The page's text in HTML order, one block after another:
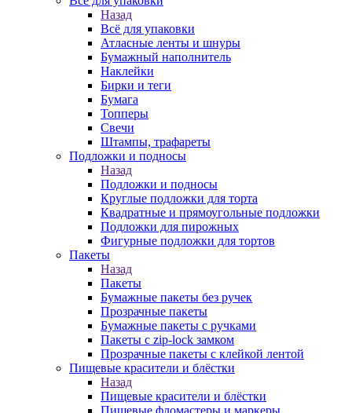
Назад
Всё для упаковки
Атласные ленты и шнуры
Бумажный наполнитель
Наклейки
Бирки и теги
Бумага
Топперы
Свечи
Штампы, трафареты
Подложки и подносы
Назад
Подложки и подносы
Круглые подложки для торта
Квадратные и прямоугольные подложки
Подложки для пирожных
Фигурные подложки для тортов
Пакеты
Назад
Пакеты
Бумажные пакеты без ручек
Прозрачные пакеты
Бумажные пакеты с ручками
Пакеты с zip-lock замком
Прозрачные пакеты с клейкой лентой
Пищевые красители и блёстки
Назад
Пищевые красители и блёстки
Пищевые фломастеры и маркеры